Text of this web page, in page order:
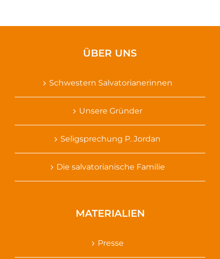
ÜBER UNS
Schwestern Salvatorianerinnen
Unsere Gründer
Seligsprechung P. Jordan
Die salvatorianische Familie
MATERIALIEN
Presse